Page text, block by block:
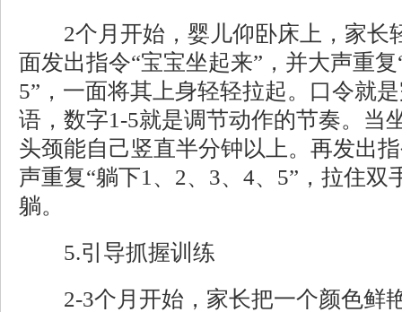
2个月开始，婴儿仰卧床上，家长
面发出指令“宝宝坐起来”，并大声重
5”，一面将其上身轻轻拉起。口令就
语，数字1-5就是调节动作的节奏。当
头颈能自己竖直半分钟以上。再发出
声重复“躺下1、2、3、4、5”，拉住双
躺。
5.引导抓握训练
2-3个月开始，家长把一个颜色鲜